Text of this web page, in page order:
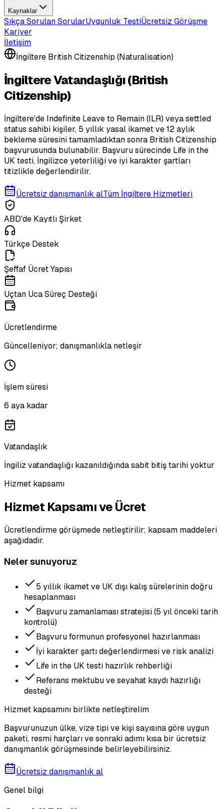
Kaynaklar
Sıkça Sorulan SorularUygunluk TestiÜcretsiz Görüşme
Kariyer
İletişim
İngiltere British Citizenship (Naturalisation)
İngiltere Vatandaşlığı (British
Citizenship)
İngiltere'de Indefinite Leave to Remain (ILR) veya settled
status sahibi kişiler, 5 yıllık yasal ikamet ve 12 aylık
bekleme süresini tamamladıktan sonra British Citizenship
başvurusunda bulunabilir. Başvuru sürecinde Life in the
UK testi, İngilizce yeterliliği ve iyi karakter şartları
titizlikle değerlendirilir.
Ücretsiz danışmanlık alTüm İngiltere Hizmetleri
ABD'de Kayıtlı Şirket
Türkçe Destek
Şeffaf Ücret Yapısı
Uçtan Uca Süreç Desteği
Ücretlendirme
Güncelleniyor; danışmanlıkla netleşir
İşlem süresi
6 aya kadar
Vatandaşlık
İngiliz vatandaşlığı kazanıldığında sabit bitiş tarihi yoktur
Hizmet kapsamı
Hizmet Kapsamı ve Ücret
Ücretlendirme görüşmede netleştirilir; kapsam maddeleri
aşağıdadır.
Neler sunuyoruz
5 yıllık ikamet ve UK dışı kalış sürelerinin doğru
hesaplanması
Başvuru zamanlaması stratejisi (5 yıl önceki tarih
kontrolü)
Başvuru formunun profesyonel hazırlanması
İyi karakter şartı değerlendirmesi ve risk analizi
Life in the UK testi hazırlık rehberliği
Referans mektubu ve seyahat kaydı hazırlığı
desteği
Hizmet kapsamını birlikte netleştirelim
Başvurunuzun ülke, vize tipi ve kişi sayısına göre uygun
paketi, resmi harçları ve sonraki adımı kısa bir ücretsiz
danışmanlık görüşmesinde belirleyebilirsiniz.
Ücretsiz danışmanlık al
Genel bilgi